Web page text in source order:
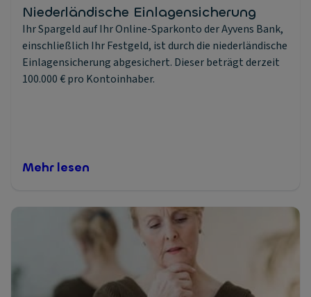
Niederländische Einlagensicherung
Ihr Spargeld auf Ihr Online-Sparkonto der Ayvens Bank,
einschließlich Ihr Festgeld, ist durch die niederländische
Einlagensicherung abgesichert. Dieser beträgt derzeit
100.000 € pro Kontoinhaber.
Mehr lesen